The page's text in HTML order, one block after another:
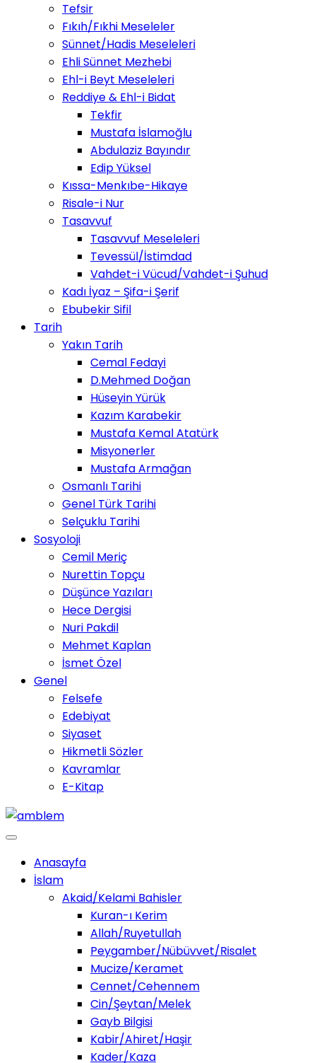
Tefsir
Fıkıh/Fıkhi Meseleler
Sünnet/Hadis Meseleleri
Ehli Sünnet Mezhebi
Ehl-i Beyt Meseleleri
Reddiye & Ehl-i Bidat
Tekfir
Mustafa İslamoğlu
Abdulaziz Bayındır
Edip Yüksel
Kıssa-Menkıbe-Hikaye
Risale-i Nur
Tasavvuf
Tasavvuf Meseleleri
Tevessül/İstimdad
Vahdet-i Vücud/Vahdet-i Şuhud
Kadı İyaz – Şifa-i Şerif
Ebubekir Sifil
Tarih
Yakın Tarih
Cemal Fedayi
D.Mehmed Doğan
Hüseyin Yürük
Kazım Karabekir
Mustafa Kemal Atatürk
Misyonerler
Mustafa Armağan
Osmanlı Tarihi
Genel Türk Tarihi
Selçuklu Tarihi
Sosyoloji
Cemil Meriç
Nurettin Topçu
Düşünce Yazıları
Hece Dergisi
Nuri Pakdil
Mehmet Kaplan
İsmet Özel
Genel
Felsefe
Edebiyat
Siyaset
Hikmetli Sözler
Kavramlar
E-Kitap
Anasayfa
İslam
Akaid/Kelami Bahisler
Kuran-ı Kerim
Allah/Ruyetullah
Peygamber/Nübüvvet/Risalet
Mucize/Keramet
Cennet/Cehennem
Cin/Şeytan/Melek
Gayb Bilgisi
Kabir/Ahiret/Haşir
Kader/Kaza